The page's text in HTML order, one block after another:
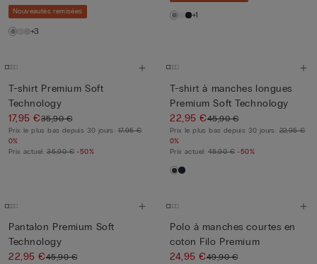
Nouveautés remisées
+3
+1
T-shirt Premium Soft
Technology
17,95 €35,90 €
Prix le plus bas depuis 30 jours:17,95 €
0%
Prix actuel:35,90 € -50%
T-shirt à manches longues
Premium Soft Technology
22,95 €45,90 €
Prix le plus bas depuis 30 jours:22,95 €
0%
Prix actuel:45,90 € -50%
Pantalon Premium Soft
Technology
22,95 €45,90 €
Polo à manches courtes en
coton Filo Premium
24,95 €49,90 €